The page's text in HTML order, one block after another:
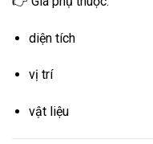
diện tích
vị trí
vật liệu